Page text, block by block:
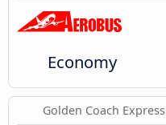
Economy
Golden Coach Express